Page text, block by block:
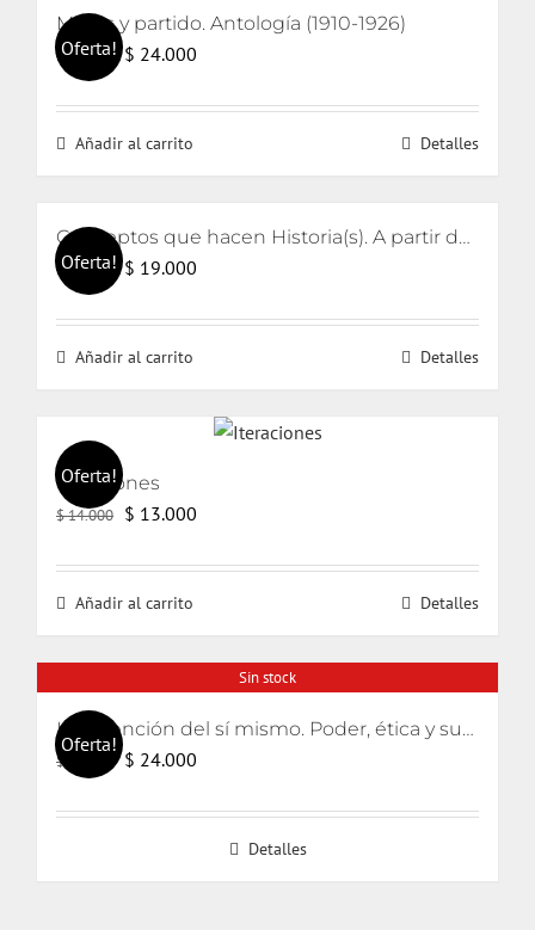
Oferta!
Masas y partido. Antología (1910-1926)
$25.000
El
original
era:
$ 24.000
actual
Añadir al carrito Detalles
Oferta!
Conceptos que hacen Historia(s). A partir de Reinhart Koselleck
$21.000
El
original
era:
$ 19.000
actual
Añadir al carrito Detalles
Oferta!
Iteraciones
$14.000 El
original
era:
$ 13.000
actual
Añadir al carrito Detalles
Sin stock
Oferta!
La invención del sí mismo. Poder, ética y subjetivación
$
El
original
$ 24.000
actual
Detalles